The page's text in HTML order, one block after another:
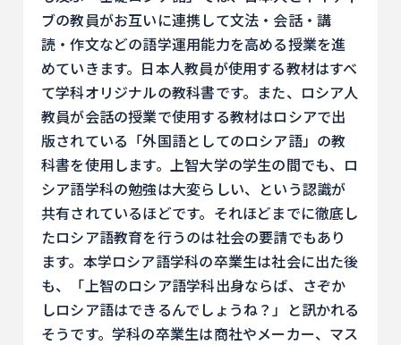
ブの教員がお互いに連携して文法・会話・講
読・作文などの語学運用能力を高める授業を進
めていきます。日本人教員が使用する教材はすべ
て学科オリジナルの教科書です。また、ロシア人
教員が会話の授業で使用する教材はロシアで出
版されている「外国語としてのロシア語」の教
科書を使用します。上智大学の学生の間でも、ロ
シア語学科の勉強は大変らしい、という認識が
共有されているほどです。それほどまでに徹底し
たロシア語教育を行うのは社会の要請でもあり
ます。本学ロシア語学科の卒業生は社会に出た後
も、「上智のロシア語学科出身ならば、さぞか
しロシア語はできるんでしょうね？」と訊かれる
そうです。学科の卒業生は商社やメーカー、マス